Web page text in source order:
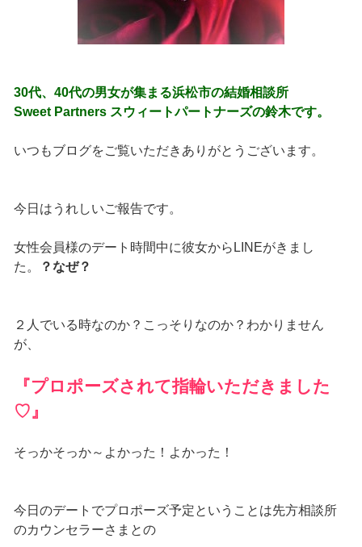
30代、40代の男女が集まる浜松市の結婚相談所
Sweet Partners スウィートパートナーズの鈴木です。
いつもブログをご覧いただきありがとうございます。
今日はうれしいご報告です。
女性会員様のデート時間中に彼女からLINEがきまし
た。
？なぜ？
２人でいる時なのか？こっそりなのか？わかりません
が、
『プロポーズされて指輪いただきました
♡』
そっかそっか～よかった！よかった！
今日のデートでプロポーズ予定ということは先方相談所
のカウンセラーさまとの